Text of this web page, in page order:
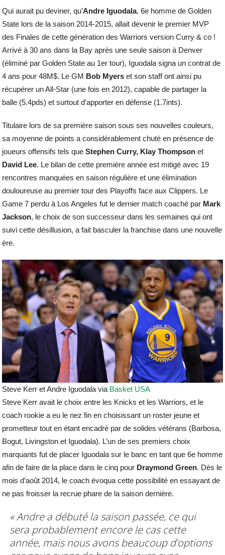
Qui aurait pu deviner, qu’Andre Iguodala, 6e homme de Golden
State lors de la saison 2014-2015, allait devenir le premier MVP
des Finales de cette génération des Warriors version Curry & co !
Arrivé à 30 ans dans la Bay après une seule saison à Denver
(éliminé par Golden State au 1er tour), Iguodala signa un contrat de
4 ans pour 48M$. Le GM Bob Myerset son staff ont ainsi pu
récupérer un All-Star (une fois en 2012), capable de partager la
balle (5.4pds) et surtout d’apporter en défense (1.7ints).
Titulaire lors de sa première saison sous ses nouvelles couleurs,
sa moyenne de points a considérablement chuté en présence de
joueurs offensifs tels queStephen Curry, Klay Thompsonet
David Lee. Le bilan de cette première année est mitigé avec 19
rencontres manquées en saison régulière et une élimination
douloureuse au premier tour des Playoffs face aux Clippers. Le
Game 7 perdu à Los Angeles fut le dernier match coaché par Mark
Jackson, le choix de son successeur dans les semaines qui ont
suivi cette désillusion, a fait basculer la franchise dans une nouvelle
ère.
Steve Kerr et Andre Iguodala via Basket USA
Steve Kerr avait le choix entre les Knicks et les Warriors, et le
coach rookie a eu le nez fin en choisissant un roster jeune et
prometteur tout en étant encadré par de solides vétérans (Barbosa,
Bogut, Livingston et Iguodala). L’un de ses premiers choix
marquants fut de placer Iguodala sur le banc en tant que 6e homme
afin de faire de la place dans le cinq pour Draymond Green. Dès le
mois d’août 2014, le coach évoqua cette possibilité en essayant de
ne pas froisser la recrue phare de la saison dernière.
« Andre a débuté la saison passée, ce qui
sera probablement encore le cas cette
année, mais nous avons beaucoup d’options